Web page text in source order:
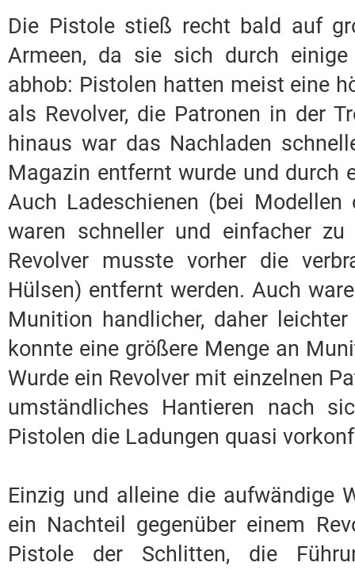
Die Pistole stieß recht bald auf
Armeen, da sie sich durch einige
abhob: Pistolen hatten meist eine
als Revolver, die Patronen in der
hinaus war das Nachladen
Magazin entfernt wurde und durch
Auch Ladeschienen (bei Modellen
waren schneller und einfacher
Revolver musste vorher die
Hülsen) entfernt werden. Auch
Munition handlicher, daher
konnte eine größere Menge an
Wurde ein Revolver mit einzelnen
umständliches Hantieren nach
Pistolen die Ladungen quasi
Einzig und alleine die aufwändige
ein Nachteil gegenüber einem
Pistole der Schlitten, die